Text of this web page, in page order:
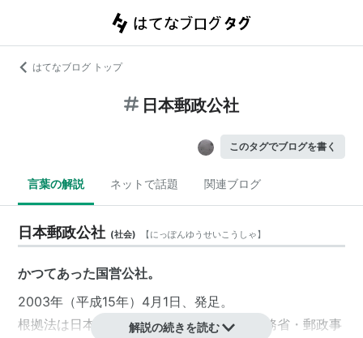
はてなブログ トップ
日本郵政公社
このタグでブログを書く
言葉の解説 ネットで話題 関連ブログ
日本郵政公社 (社会) 【にっぽんゆうせいこうしゃ】
かつてあった国営公社。
2003年（平成15年）4月1日、発足。
根拠法は日本郵政公社法であり、前身は
総務省 ・郵政事
解説の続きを読む